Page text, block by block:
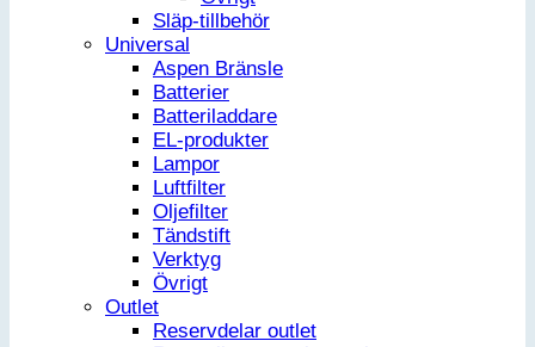
Släp-tillbehör
Universal
Aspen Bränsle
Batterier
Batteriladdare
EL-produkter
Lampor
Luftfilter
Oljefilter
Tändstift
Verktyg
Övrigt
Outlet
Reservdelar outlet